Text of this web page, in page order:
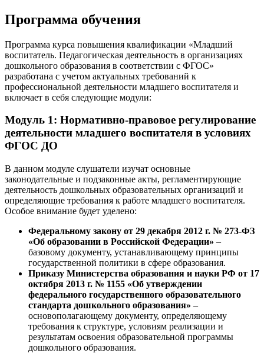
Программа обучения
Программа курса повышения квалификации «Младший
воспитатель. Педагогическая деятельность в организациях
дошкольного образования в соответствии с ФГОС»
разработана с учетом актуальных требований к
профессиональной деятельности младшего воспитателя и
включает в себя следующие модули:
Модуль 1: Нормативно-правовое регулирование
деятельности младшего воспитателя в условиях
ФГОС ДО
В данном модуле слушатели изучат основные
законодательные и подзаконные акты, регламентирующие
деятельность дошкольных образовательных организаций и
определяющие требования к работе младшего воспитателя.
Особое внимание будет уделено:
Федеральному закону от 29 декабря 2012 г. № 273-ФЗ
«Об образовании в Российской Федерации» –
базовому документу, устанавливающему принципы
государственной политики в сфере образования.
Приказу Министерства образования и науки РФ от 17
октября 2013 г. № 1155 «Об утверждении
федерального государственного образовательного
стандарта дошкольного образования» –
основополагающему документу, определяющему
требования к структуре, условиям реализации и
результатам освоения образовательной программы
дошкольного образования.